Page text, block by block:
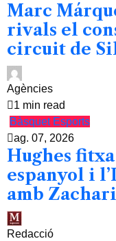
Marc
rivals el
circuit de
Agències
1 min read
Bàsquet Esports
ag. 07, 2026
Hughes
espanyol i
amb
Redacció